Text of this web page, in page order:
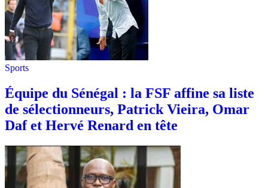
Sports
Équipe du Sénégal : la FSF affine sa liste
de sélectionneurs, Patrick Vieira, Omar
Daf et Hervé Renard en tête